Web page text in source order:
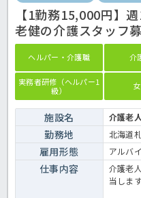
【1勤務15,000円】
老健の介護スタッフ
ヘルパー・介護職 介
実務者研修（ヘルパー1
級）
施設名 介護老
勤務地 北海道
雇用形態 アルバ
仕事内容
介護老
当します